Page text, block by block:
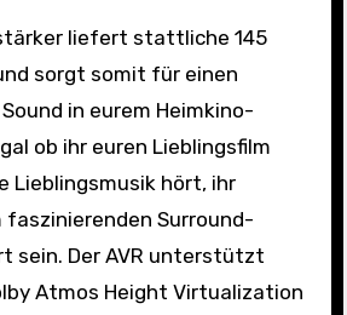
liefert stattliche 145
sorgt somit für einen
in eurem Heimkino-
ob ihr euren Lieblingsfilm
Lieblingsmusik hört, ihr
Surround-
sein. Der AVR unterstützt
Atmos Height Virtualization